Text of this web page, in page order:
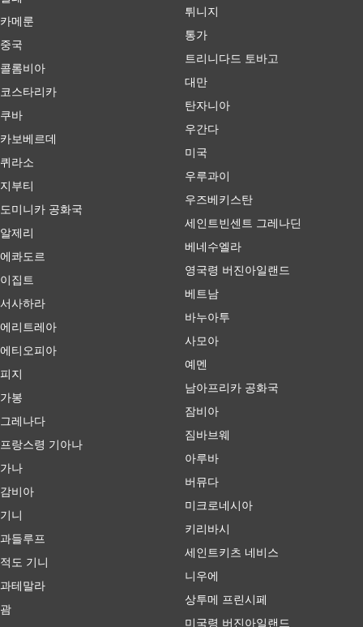
카메룬
중국
콜롬비아
코스타리카
쿠바
카보베르데
퀴라소
지부티
도미니카 공화국
알제리
에콰도르
이집트
서사하라
에리트레아
에티오피아
피지
가봉
그레나다
프랑스령 기아나
가나
감비아
기니
과들루프
적도 기니
과테말라
괌
튀니지
통가
트리니다드 토바고
대만
탄자니아
우간다
미국
우루과이
우즈베키스탄
세인트빈센트 그레나딘
베네수엘라
영국령 버진아일랜드
베트남
바누아투
사모아
예멘
남아프리카 공화국
잠비아
짐바브웨
아루바
버뮤다
미크로네시아
키리바시
세인트키츠 네비스
니우에
상투메 프린시페
미국령 버진아일랜드